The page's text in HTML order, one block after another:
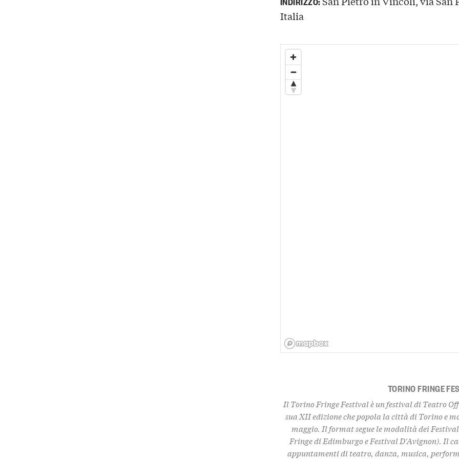
Italia
TORINO FRINGE
Il Torino Fringe Festival è un festival di Teatro
sua XII edizione che popola la città di Torino e
maggio. Il format segue le modalità dei
Fringe di Edimburgo e Festival D'Avignon). Il
appuntamenti di teatro, danza, musica,